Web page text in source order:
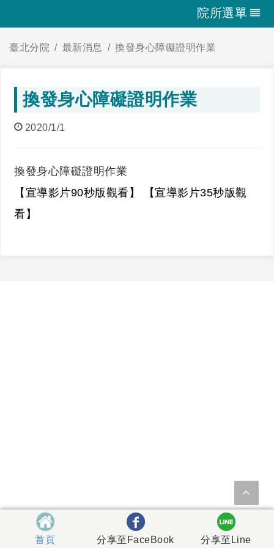
院所選單
臺北分院 最新消息 換發身心障礙證明作業
換發身心障礙證明作業
2020/1/1
首頁 分享至FaceBook 分享至Line
換發身心障礙證明作業
【宣導影片90秒版觀看】
【宣導影片35秒版觀
看】